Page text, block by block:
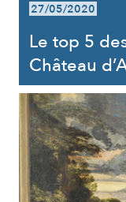
27/05/2020
Le top 5
Château